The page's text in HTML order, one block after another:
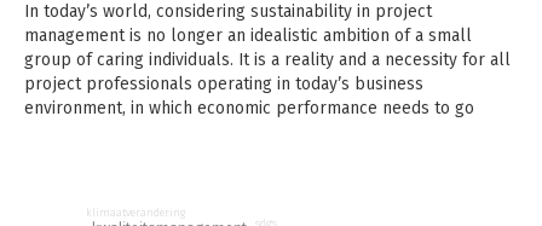
In today’s world, considering sustainability in project
management is no longer an idealistic ambition of a small
group of caring individuals. It is a reality and a necessity for all
project professionals operating in today’s business
environment, in which economic performance needs to go
management, in which the concepts of sustainability and social
sdg's
klimaatverandering